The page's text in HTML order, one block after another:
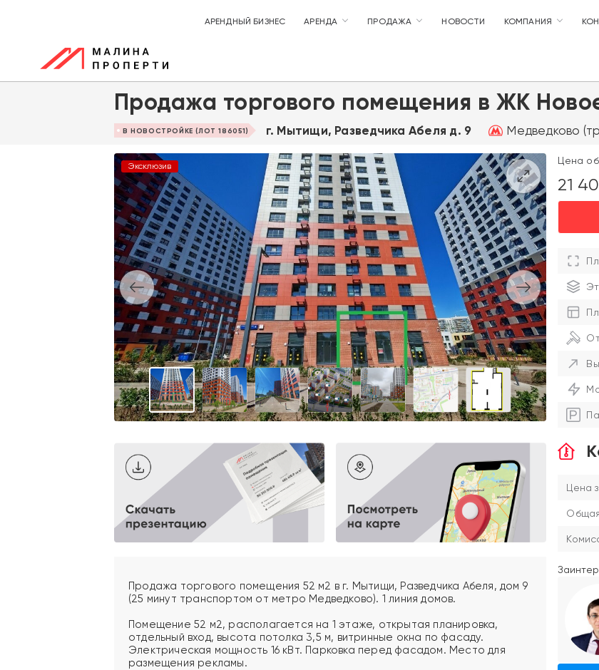
АРЕНДНЫЙ БИЗНЕС АРЕНДА ПРОДАЖА НОВОСТИ КОМПАНИЯ
Продажа торгового помещения в ЖК
В НОВОСТРОЙКЕ (ЛОТ 186051) г. Мытищи, Разведчика Абеля д. 9 Медведково
Эксклюзив
Продажа торгового помещения 52 м2 в г. Мытищи, Разведчика Абеля, дом 9
(25 минут транспортом от метро Медведково). 1 линия домов.
Помещение 52 м2, располагается на 1 этаже, открытая планировка,
отдельный вход, высота потолка 3,5 м, витринные окна по фасаду.
Электрическая мощность 16 кВт. Парковка перед фасадом. Место для
размещения рекламы.
Цена
21
Цена